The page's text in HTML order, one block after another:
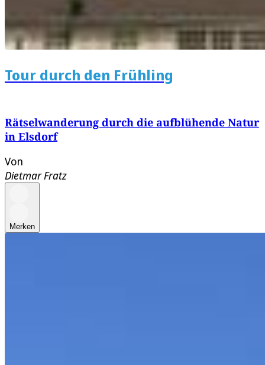
Tour durch den Frühling
Rätselwanderung durch die aufblühende Natur
in Elsdorf
Von
Dietmar Fratz
Merken